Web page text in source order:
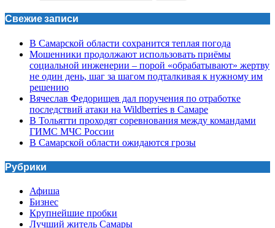
Свежие записи
В Самарской области сохранится теплая погода
Мошенники продолжают использовать приёмы
социальной инженерии – порой «обрабатывают» жертву
не один день, шаг за шагом подталкивая к нужному им
решению
Вячеслав Федорищев дал поручения по отработке
последствий атаки на Wildberries в Самаре
В Тольятти проходят соревнования между командами
ГИМС МЧС России
В Самарской области ожидаются грозы
Рубрики
Афиша
Бизнес
Крупнейшие пробки
Лучший житель Самары